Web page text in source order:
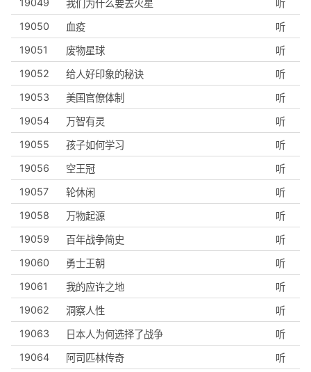
19049
我们为什么要去火星
听
19050
血疫
听
19051
废物星球
听
19052
给人好印象的秘诀
听
19053
美国官僚体制
听
19054
万智有灵
听
19055
孩子如何学习
听
19056
空王冠
听
19057
轮休闲
听
19058
万物起源
听
19059
百年战争简史
听
19060
勇士王朝
听
19061
我的应许之地
听
19062
洞察人性
听
19063
日本人为何选择了战争
听
19064
阿司匹林传奇
听